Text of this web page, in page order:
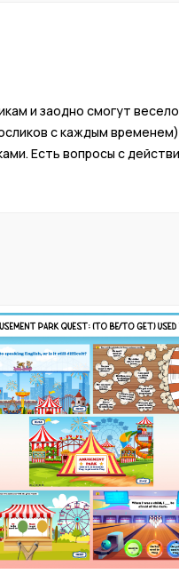
и заодно смогут
с каждым
Есть вопросы с